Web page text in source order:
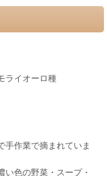
ライオーロ種
手作業で摘まれていま
い色の野菜・スープ・